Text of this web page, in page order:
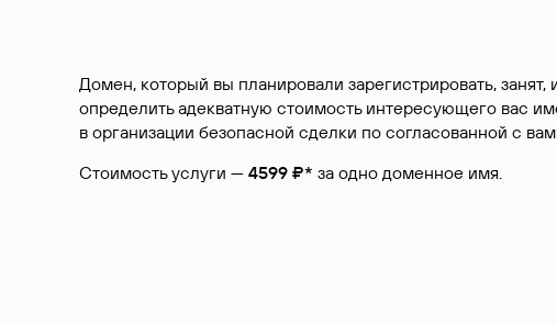
Домен, который вы планировали зарегистрировать,
определить адекватную стоимость интересующего вас
в организации безопасной сделки по согласованной с
Стоимость услуги — 4599 ₽* за одно доменное имя.